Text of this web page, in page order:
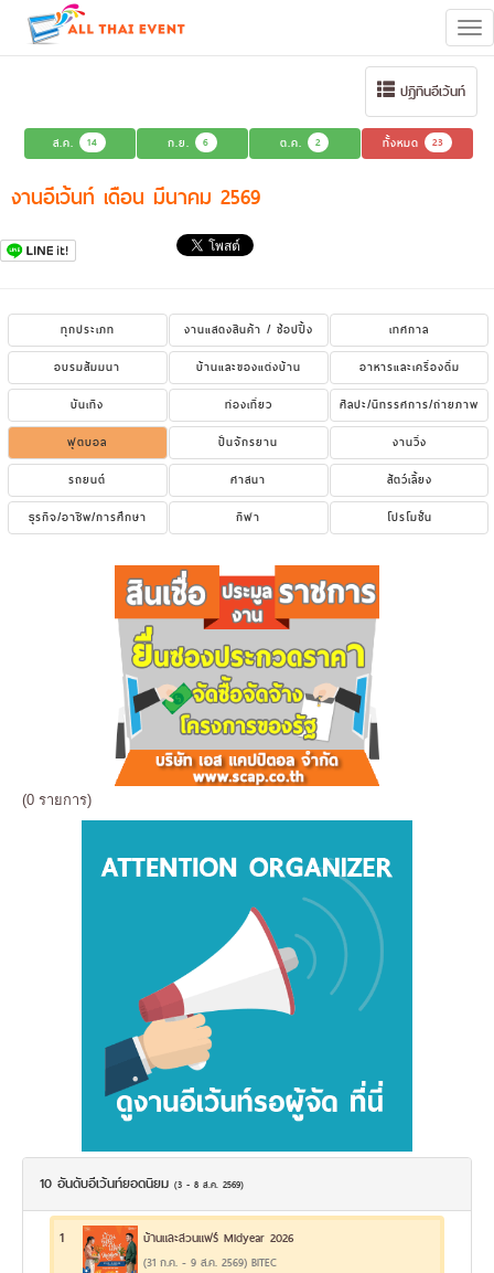
ปฏิทินอีเว้นท์
ส.ค. 14 ก.ย. 6 ต.ค. 2 ทั้งหมด 23
งานอีเว้นท์ เดือน มีนาคม 2569
ทุกประเภท งานแสดงสินค้า / ช้อปปิ้ง
เทศกาล
อบรมสัมมนา
บ้านและของแต่งบ้าน
อาหารและเครื่องดื่ม
บันเทิง
ท่องเที่ยว
ศิลปะ/นิทรรศการ/ถ่ายภาพ
ฟุตบอล
ปั่นจักรยาน
งานวิ่ง
รถยนต์
ศาสนา
สัตว์เลี้ยง
ธุรกิจ/อาชีพ/การศึกษา
กีฬา โปรโมชั่น
(0 รายการ)
10 อันดับอีเว้นท์ยอดนิยม (3 - 8 ส.ค. 2569)
1 บ้านและสวนแฟร์ Midyear 2026
(31 ก.ค. - 9 ส.ค. 2569) BITEC